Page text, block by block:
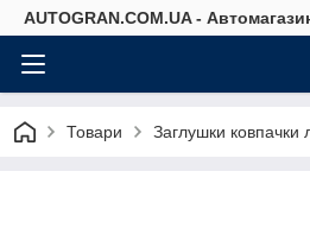
AUTOGRAN.COM.UA -
Товари Заглушки ковпачки